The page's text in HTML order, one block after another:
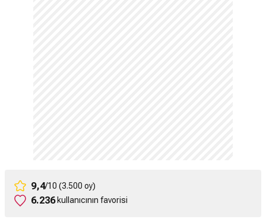
9,4/10 (3.500 oy)
6.236 kullanıcının favorisi